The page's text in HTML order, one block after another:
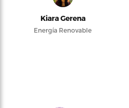
Kiara Gerena
Energía Renovable